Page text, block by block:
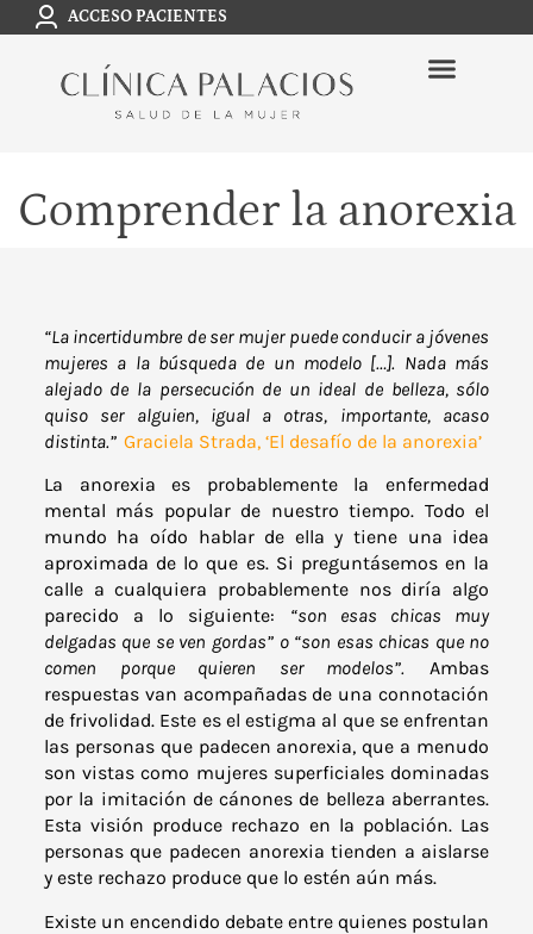
ACCESO PACIENTES
Comprender la anorexia
“La incertidumbre de ser mujer puede conducir a jóvenes
mujeres a la búsqueda de un modelo […]. Nada más
alejado de la persecución de un ideal de belleza, sólo
quiso ser alguien, igual a otras, importante, acaso
distinta.” Graciela Strada, ‘El desafío de la anorexia’
La anorexia es probablemente la enfermedad
mental más popular de nuestro tiempo. Todo el
mundo ha oído hablar de ella y tiene una idea
aproximada de lo que es. Si preguntásemos en la
calle a cualquiera probablemente nos diría algo
parecido a lo siguiente: “son esas chicas muy
delgadas que se ven gordas” o “son esas chicas que no
comen porque quieren ser modelos”. Ambas
respuestas van acompañadas de una connotación
de frivolidad. Este es el estigma al que se enfrentan
las personas que padecen anorexia, que a menudo
son vistas como mujeres superficiales dominadas
por la imitación de cánones de belleza aberrantes.
Esta visión produce rechazo en la población. Las
personas que padecen anorexia tienden a aislarse
y este rechazo produce que lo estén aún más.
Existe un encendido debate entre quienes postulan